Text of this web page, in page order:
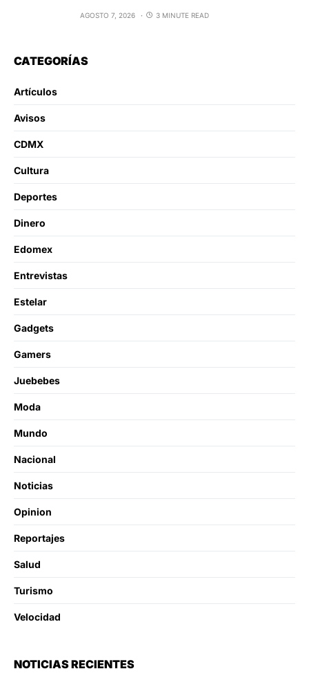
AGOSTO 7, 2026 3 MINUTE READ
CATEGORÍAS
Artículos
Avisos
CDMX
Cultura
Deportes
Dinero
Edomex
Entrevistas
Estelar
Gadgets
Gamers
Juebebes
Moda
Mundo
Nacional
Noticias
Opinion
Reportajes
Salud
Turismo
Velocidad
NOTICIAS RECIENTES